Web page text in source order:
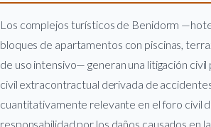
Los complejos turísticos de Benidorm
bloques de apartamentos con piscinas,
de uso intensivo— generan una litigación
civil extracontractual derivada de
cuantitativamente relevante en el foro civil
responsabilidad por los daños causados en